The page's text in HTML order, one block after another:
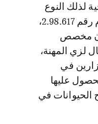
لذلك النوع
من اللحوم المذبوحة بشكل مخالف لنص المادة رقم 2 من المرسوم رقم 2.98.617،
مخصص
لزي المهنة،
في
عليها
الحيوانات في